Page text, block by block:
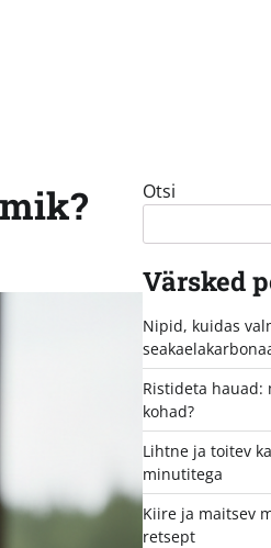
Otsi
Värsked
Nipid, kuidas
Ristideta
kohad?
Lihtne ja toitev
minutitega
Kiire ja maitsev
retsept